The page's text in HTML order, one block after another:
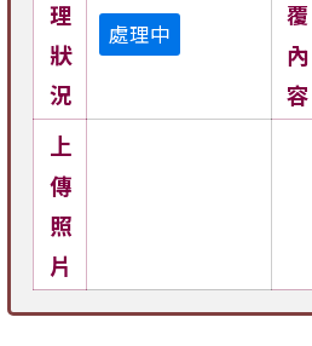
理
狀
況
處理中
覆
內
容
上
傳
照
片